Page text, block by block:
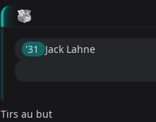
'31 ︎
Jack Lahne
Tirs au but